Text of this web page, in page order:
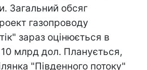
Загальний обсяг
газопроводу
зараз оцінюється в
10 млрд дол. Планується,
"Південного потоку"